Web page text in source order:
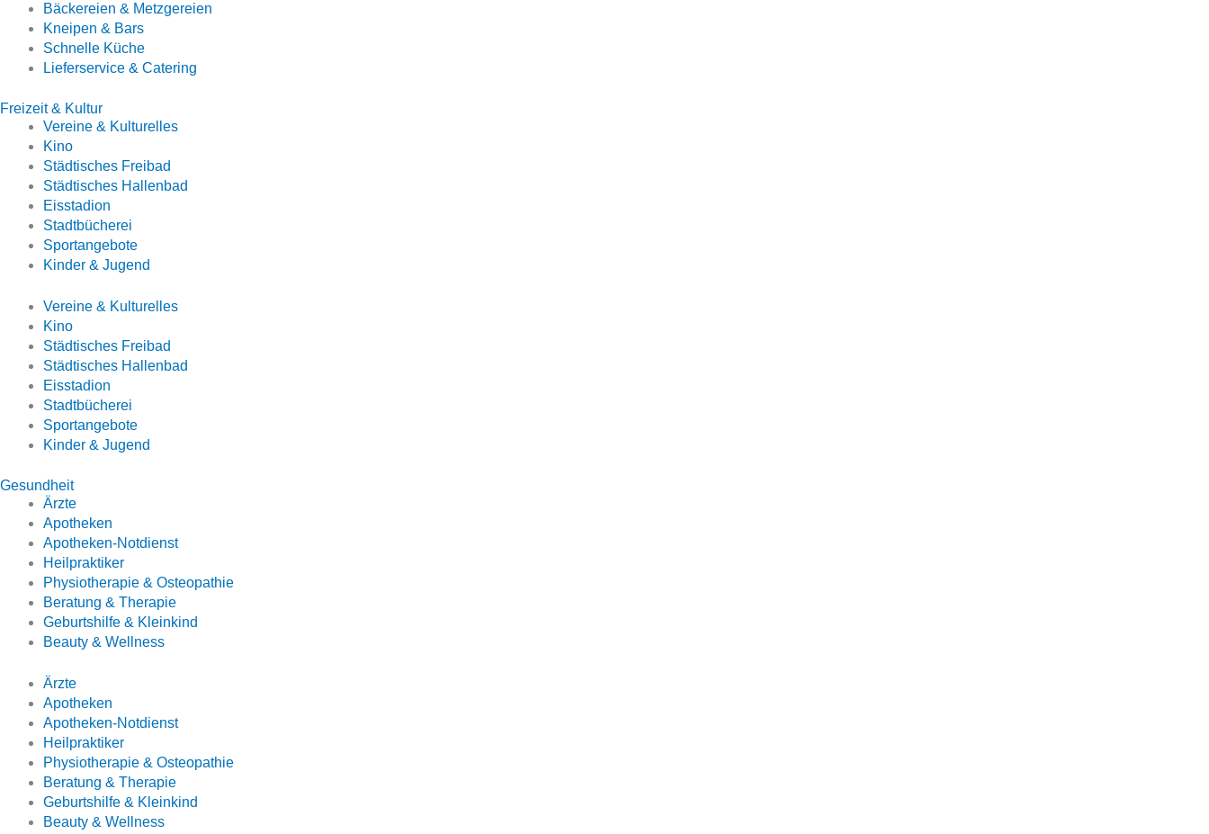
Bäckereien & Metzgereien
Kneipen & Bars
Schnelle Küche
Lieferservice & Catering
Freizeit & Kultur
Vereine & Kulturelles
Kino
Städtisches Freibad
Städtisches Hallenbad
Eisstadion
Stadtbücherei
Sportangebote
Kinder & Jugend
Vereine & Kulturelles
Kino
Städtisches Freibad
Städtisches Hallenbad
Eisstadion
Stadtbücherei
Sportangebote
Kinder & Jugend
Gesundheit
Ärzte
Apotheken
Apotheken-Notdienst
Heilpraktiker
Physiotherapie & Osteopathie
Beratung & Therapie
Geburtshilfe & Kleinkind
Beauty & Wellness
Ärzte
Apotheken
Apotheken-Notdienst
Heilpraktiker
Physiotherapie & Osteopathie
Beratung & Therapie
Geburtshilfe & Kleinkind
Beauty & Wellness